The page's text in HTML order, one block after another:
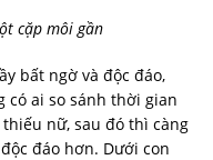
cặp môi gần
bất ngờ và độc đáo,
có ai so sánh thời gian
nữ, sau đó thì càng
đáo hơn. Dưới con